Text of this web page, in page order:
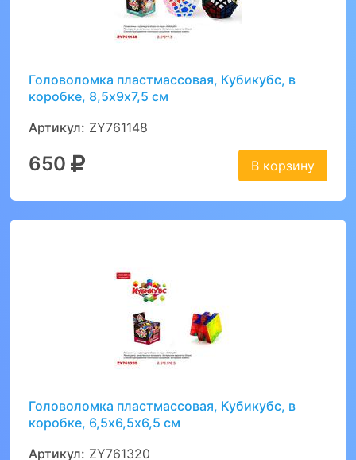
Головоломка пластмассовая, Кубикубс, в
коробке, 8,5х9х7,5 см
Артикул: ZY761148
650 В корзину
Головоломка пластмассовая, Кубикубс, в
коробке, 6,5х6,5х6,5 см
Артикул: ZY761320